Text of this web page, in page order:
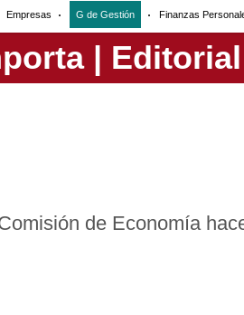
Empresas G de Gestión Finanzas
de Economía